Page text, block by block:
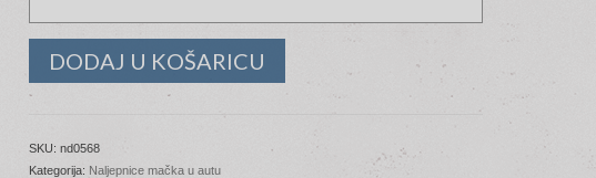
DODAJ U KOŠARICU
SKU:nd0568
Kategorija: Naljepnice mačka u autu